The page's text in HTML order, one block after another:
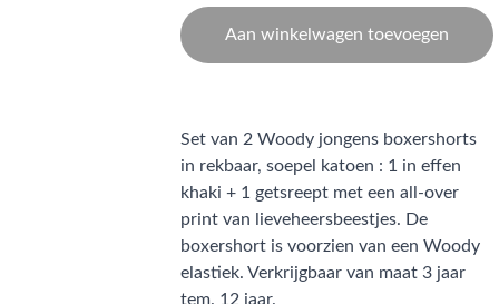
Aan winkelwagen toevoegen
Set van 2 Woody jongens boxershorts
in rekbaar, soepel katoen : 1 in effen
khaki + 1 getsreept met een all-over
print van lieveheersbeestjes. De
boxershort is voorzien van een Woody
elastiek. Verkrijgbaar van maat 3 jaar
tem. 12 jaar.